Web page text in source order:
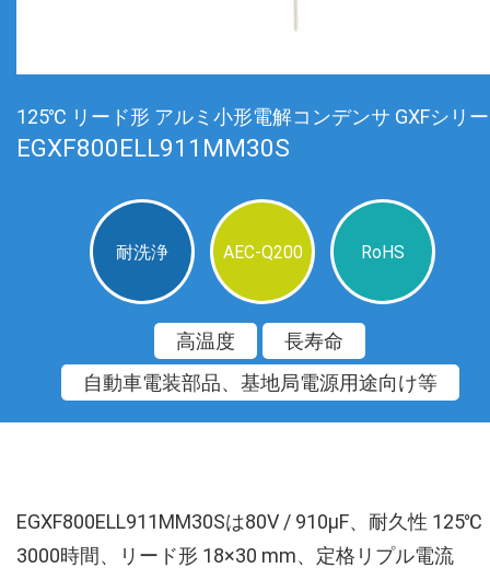
125℃ リード形 アルミ小形電解コンデンサ GXFシリ
EGXF800ELL911MM30S
耐洗浄 AEC-Q200 RoHS
高温度
長寿命
自動車電装部品、基地局電源用途向け等
EGXF800ELL911MM30Sは80V / 910µF、耐久性 125℃
3000時間、リード形 18×30 mm、定格リプル電流